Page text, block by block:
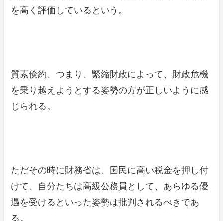
を高く評価しているという。
質素倹約、つまり、緊縮財政によって、財政危機
を乗り越えようとする姿勢の方が正しいように感
じられる。
ただその時に財務省は、国民に高い税金を押し付
けて、自分たちは高級公務員として、あらゆる優
遇を受けるといった姿勢は批判されるべきであ
る。